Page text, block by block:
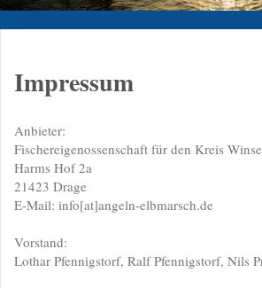
Impressum
Anbieter:
Fischereigenossenschaft für den Kreis
Harms Hof 2a
21423 Drage
E-Mail: info[at]angeln-elbmarsch.de
Vorstand:
Lothar Pfennigstorf, Ralf Pfennigstorf, Nils